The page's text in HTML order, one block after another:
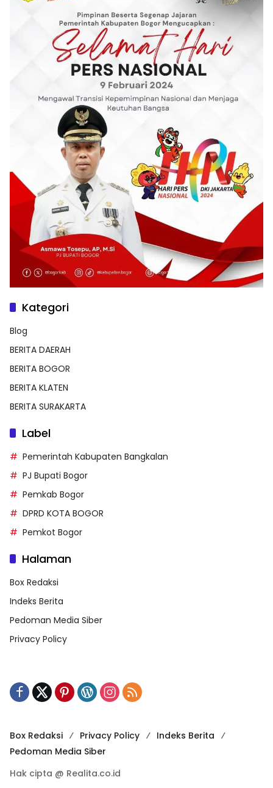
Kategori
Blog
BERITA DAERAH
BERITA BOGOR
BERITA KLATEN
BERITA SURAKARTA
Label
Pemerintah Kabupaten Bangkalan
PJ Bupati Bogor
Pemkab Bogor
DPRD KOTA BOGOR
Pemkot Bogor
Halaman
Box Redaksi
Indeks Berita
Pedoman Media Siber
Privacy Policy
Box Redaksi Privacy Policy
Indeks Berita
Pedoman Media Siber
Hak cipta @ Realita.co.id